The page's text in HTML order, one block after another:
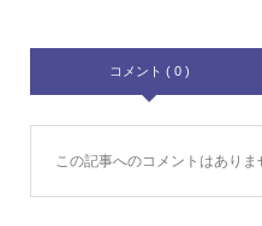
コメント ( 0 )
この記事へのコメントはありま